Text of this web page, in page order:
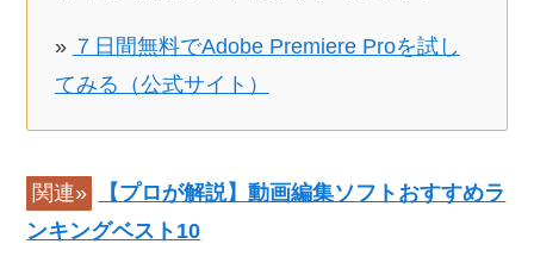
» ７日間無料でAdobe Premiere Proを試し
てみる（公式サイト）
関連»
【プロが解説】動画編集ソフトおすすめラ
ンキングベスト10